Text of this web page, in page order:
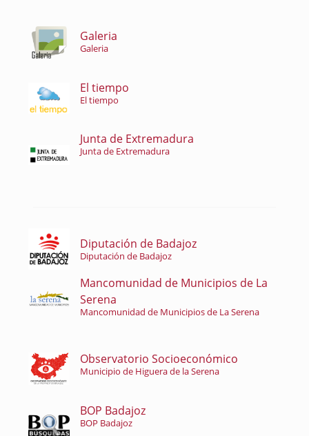
Galeria
Galeria
El tiempo
El tiempo
Junta de Extremadura
Junta de Extremadura
Diputación de Badajoz
Diputación de Badajoz
Mancomunidad de Municipios de La
Serena
Mancomunidad de Municipios de La Serena
Observatorio Socioeconómico
Municipio de Higuera de la Serena
BOP Badajoz
BOP Badajoz